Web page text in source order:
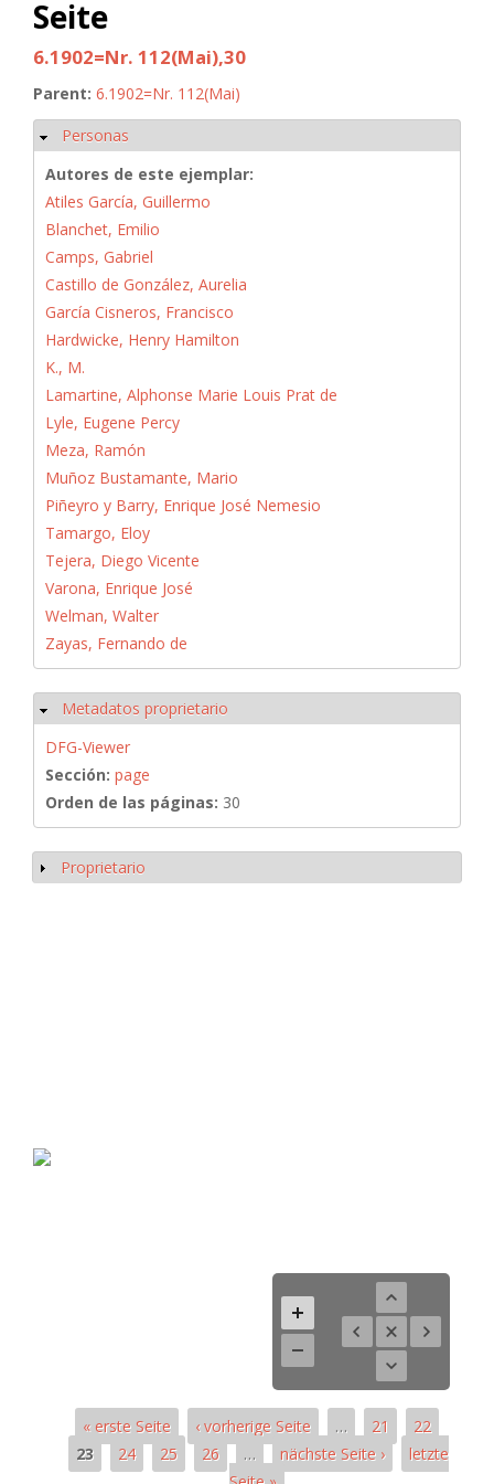
Seite
6.1902=Nr. 112(Mai),30
Parent: 6.1902=Nr. 112(Mai)
Ocultar
Personas
Autores de este ejemplar:
Atiles García, Guillermo
Blanchet, Emilio
Camps, Gabriel
Castillo de González, Aurelia
García Cisneros, Francisco
Hardwicke, Henry Hamilton
K., M.
Lamartine, Alphonse Marie Louis Prat de
Lyle, Eugene Percy
Meza, Ramón
Muñoz Bustamante, Mario
Piñeyro y Barry, Enrique José Nemesio
Tamargo, Eloy
Tejera, Diego Vicente
Varona, Enrique José
Welman, Walter
Zayas, Fernando de
Ocultar
Metadatos proprietario
DFG-Viewer
Sección: page
Orden de las páginas: 30
Mostrar
Proprietario
« erste Seite ‹ vorherige Seite … 21
22
23
24 25 26 … nächste Seite ›
letzte